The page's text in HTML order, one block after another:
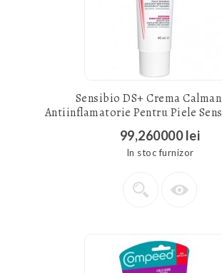
Sensibio DS+ Crema
Antiinflamatorie Pentru Piele
99,260000 lei
In stoc furnizor